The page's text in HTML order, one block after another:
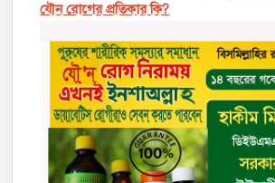
যৌন রোগের প্রতিকার কি?